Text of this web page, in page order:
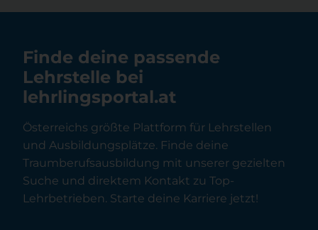
Finde deine passende
Lehrstelle bei
lehrlingsportal.at
Österreichs größte Plattform für Lehrstellen
und Ausbildungsplätze. Finde deine
Traumberufsausbildung mit unserer gezielten
Suche und direktem Kontakt zu Top-
Lehrbetrieben. Starte deine Karriere jetzt!